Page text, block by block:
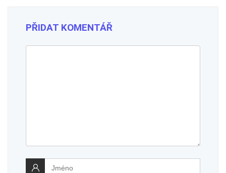
PŘIDAT KOMENTÁŘ